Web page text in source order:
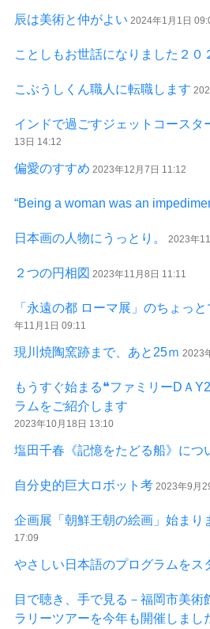
辰は美術と仲がよい 2024年1月1日
ことしもお世話になりました２０
こぶうしくん職人に転職します
インドで過ごすジェットコースタ
13日 14:12
偏愛のすすめ 2023年12月7日 11:12
“Being a woman was an
日本画の人物にうっとり。 2023年
２つの円相図 2023年11月8日 11:11
「永遠の都 ローマ展」のちょっ
年11月1日 09:11
現川焼陶窯跡まで、あと25ｍ 2023
もうすぐ始まる❝ファミリーDＡ
ラムをご紹介します
2023年10月18日 13:10
塩田千春《記憶をたどる船》につ
自分史的巨大ロボット考 2023年9月
企画展「朝鮮王朝の絵画」始まり
17:09
やさしい日本語のプログラムをス
目で聴き、手で見る－福岡市美術
ラリーツアーを今年も開催しまし